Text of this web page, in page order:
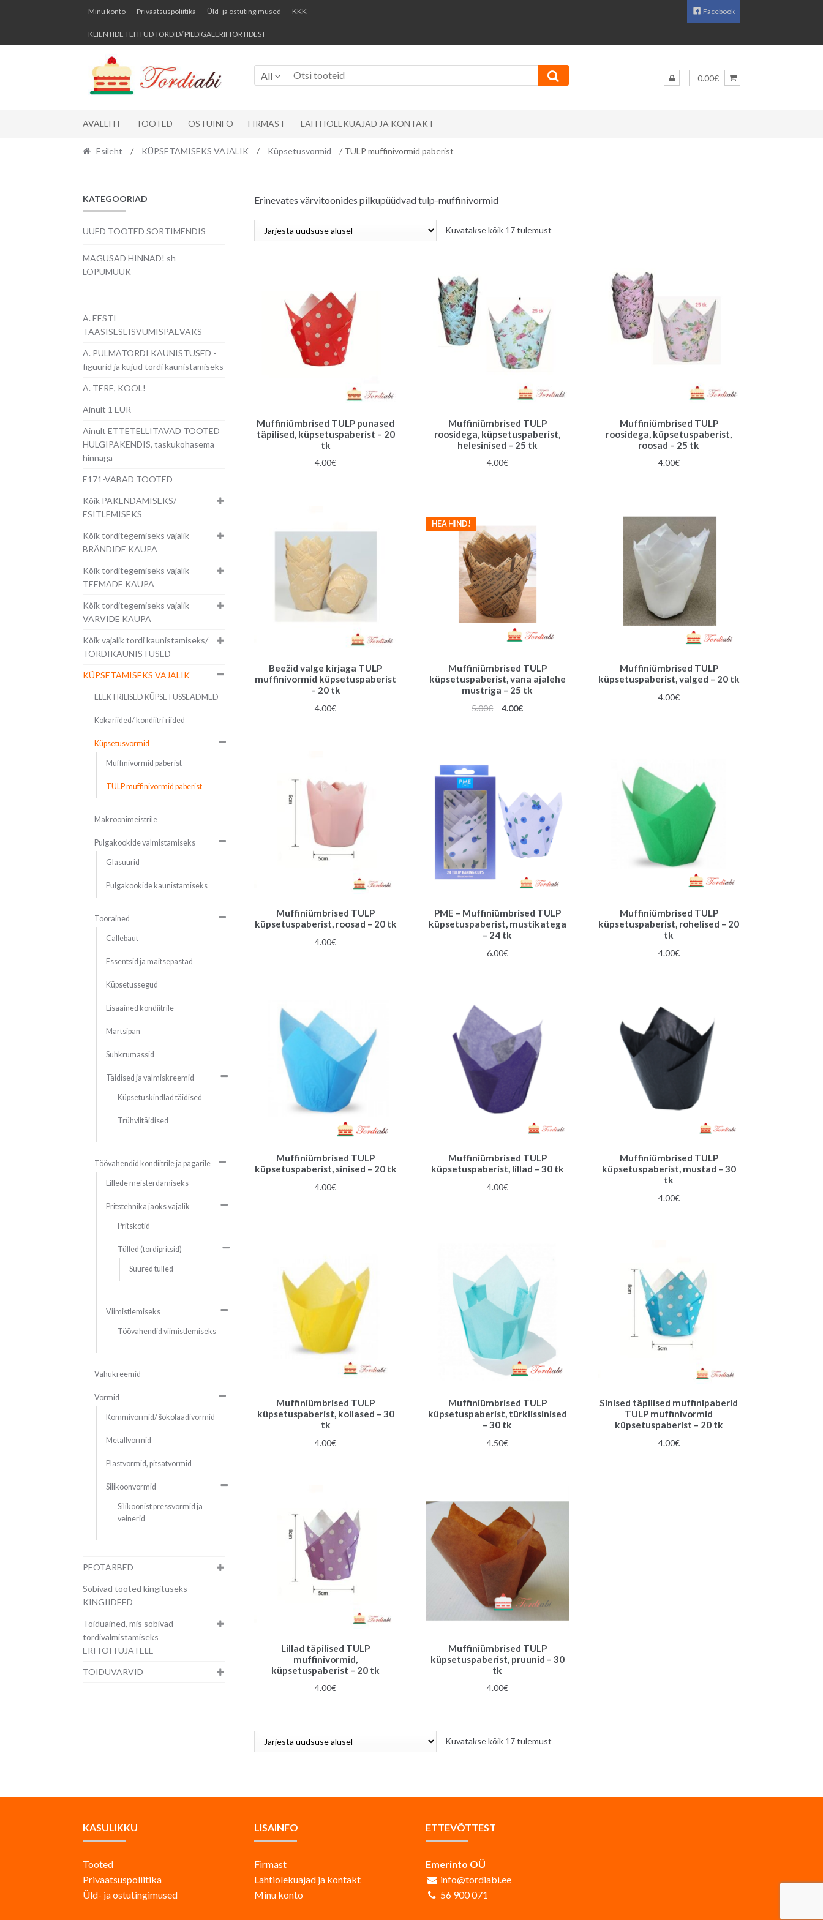
Skip
navigation
Skip
content
Minu konto Privaatsuspoliitika Üld- ja ostutingimused KKK
KLIENTIDE TEHTUD TORDID/ PILDIGALERII TORTIDEST
Facebook
All 0.00€
AVALEHT TOOTED OSTUINFO FIRMAST LAHTIOLEKUAJAD JA KONTAKT
Esileht / KÜPSETAMISEKS VAJALIK / Küpsetusvormid / TULP muffinivormid paberist
Erinevates värvitoonides pilkupüüdvad tulp-muffinivormid
Kuvatakse kõik 17 tulemust
Muffiniümbrised TULP punased
täpilised, küpsetuspaberist – 20
tk
4.00€
Muffiniümbrised TULP
roosidega, küpsetuspaberist,
helesinised – 25 tk
4.00€
Muffiniümbrised TULP
roosidega, küpsetuspaberist,
roosad – 25 tk
4.00€
Beežid valge kirjaga TULP
muffinivormid küpsetuspaberist
– 20 tk
4.00€
Muffiniümbrised TULP
küpsetuspaberist, vana ajalehe
mustriga – 25 tk
HEA HIND!
5.00€
Algne
4.00€Praegune
Muffiniümbrised TULP
küpsetuspaberist, valged – 20 tk
4.00€
Muffiniümbrised TULP
küpsetuspaberist, roosad – 20 tk
4.00€
PME – Muffiniümbrised TULP
küpsetuspaberist, mustikatega
– 24 tk
6.00€
Muffiniümbrised TULP
küpsetuspaberist, rohelised – 20
tk
4.00€
Muffiniümbrised TULP
küpsetuspaberist, sinised – 20 tk
4.00€
Muffiniümbrised TULP
küpsetuspaberist, lillad – 30 tk
4.00€
Muffiniümbrised TULP
küpsetuspaberist, mustad – 30
tk
4.00€
Muffiniümbrised TULP
küpsetuspaberist, kollased – 30
tk
4.00€
Muffiniümbrised TULP
küpsetuspaberist, türkiissinised
– 30 tk
4.50€
Sinised täpilised muffinipaberid
TULP muffinivormid
küpsetuspaberist – 20 tk
4.00€
Lillad täpilised TULP
muffinivormid,
küpsetuspaberist – 20 tk
4.00€
Muffiniümbrised TULP
küpsetuspaberist, pruunid – 30
tk
4.00€
Kuvatakse kõik 17 tulemust
KATEGOORIAD
UUED TOOTED SORTIMENDIS
MAGUSAD HINNAD! sh
LÕPUMÜÜK
A. EESTI
TAASISESEISVUMISPÄEVAKS
A. PULMATORDI KAUNISTUSED -
figuurid ja kujud tordi kaunistamiseks
A. TERE, KOOL!
Ainult 1 EUR
Ainult ETTETELLITAVAD TOOTED
HULGIPAKENDIS, taskukohasema
hinnaga
E171-VABAD TOOTED
Kõik PAKENDAMISEKS/
ESITLEMISEKS
Kõik torditegemiseks vajalik
BRÄNDIDE KAUPA
Kõik torditegemiseks vajalik
TEEMADE KAUPA
Kõik torditegemiseks vajalik
VÄRVIDE KAUPA
Kõik vajalik tordi kaunistamiseks/
TORDIKAUNISTUSED
KÜPSETAMISEKS VAJALIK
ELEKTRILISED KÜPSETUSSEADMED
Kokariided/ kondiitri riided
Küpsetusvormid
Muffinivormid paberist
TULP muffinivormid paberist
Makroonimeistrile
Pulgakookide valmistamiseks
Glasuurid
Pulgakookide kaunistamiseks
Toorained
Callebaut
Essentsid ja maitsepastad
Küpsetussegud
Lisaained kondiitrile
Martsipan
Suhkrumassid
Täidised ja valmiskreemid
Küpsetuskindlad täidised
Trühvlitäidised
Töövahendid kondiitrile ja pagarile
Lillede meisterdamiseks
Pritstehnika jaoks vajalik
Pritskotid
Tülled (tordipritsid)
Suured tülled
Viimistlemiseks
Töövahendid viimistlemiseks
Vahukreemid
Vormid
Kommivormid/ šokolaadivormid
Metallvormid
Plastvormid, pitsatvormid
Silikoonvormid
Silikoonist pressvormid ja
veinerid
PEOTARBED
Sobivad tooted kingituseks -
KINGIIDEED
Toiduained, mis sobivad
tordivalmistamiseks
ERITOITUJATELE
TOIDUVÄRVID
KASULIKKU
Tooted
Privaatsuspoliitika
Üld- ja ostutingimused
LISAINFO
Firmast
Lahtiolekuajad ja kontakt
Minu konto
ETTEVÕTTEST
Emerinto OÜ
info@tordiabi.ee
56 900 071